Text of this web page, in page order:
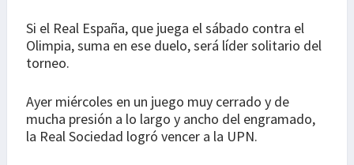
Si el Real España, que juega el sábado contra el
Olimpia, suma en ese duelo, será líder solitario del
torneo.
Ayer miércoles en un juego muy cerrado y de
mucha presión a lo largo y ancho del engramado,
la Real Sociedad logró vencer a la UPN.